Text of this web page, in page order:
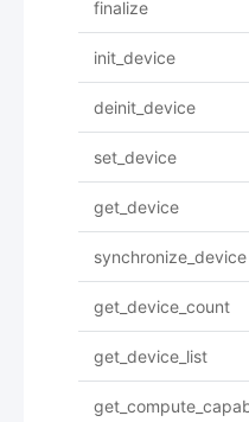
finalize
init_device
deinit_device
set_device
get_device
synchronize_device
get_device_count
get_device_list